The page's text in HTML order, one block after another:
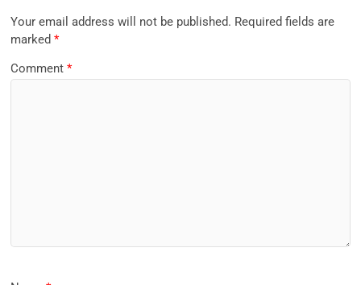
Your email address will not be published. Required fields are
marked*
Comment*